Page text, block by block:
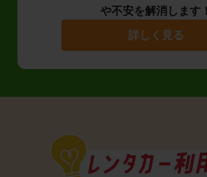
や不安を解消します！
詳しく見る